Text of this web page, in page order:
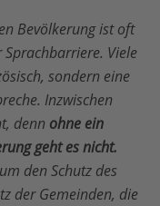
Bevölkerung ist oft
Viele
sondern eine
Inzwischen
denn ohne ein
geht es nicht.
den Schutz des
der Gemeinden, die